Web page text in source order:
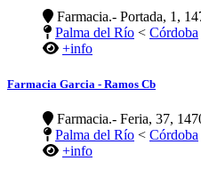
Farmacia.- Portada, 1,
Palma del Río < Córdoba
+info
Farmacia Garcia - Ramos Cb
Farmacia.- Feria, 37,
Palma del Río < Córdoba
+info